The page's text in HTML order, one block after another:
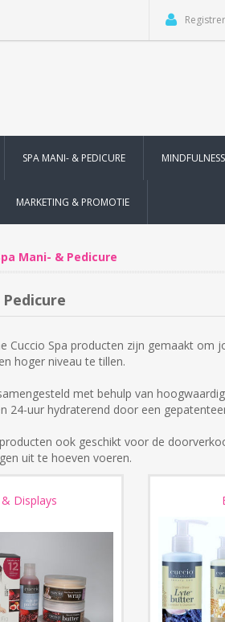
SPA MANI- & PEDICURE
MARKETING & PROMOTIE
Mani- & Pedicure
Cuccio Spa producten zijn gemaakt om
hoger niveau te tillen.
met behulp van
24-uur hydraterend door een
ook geschikt voor de
uit te hoeven voeren.
Displays